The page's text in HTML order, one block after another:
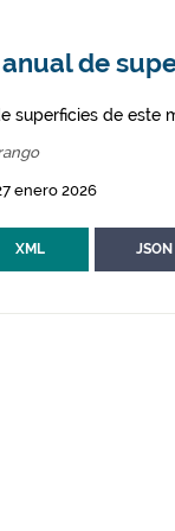
de
superficies de este
enero 2026
XML JSON